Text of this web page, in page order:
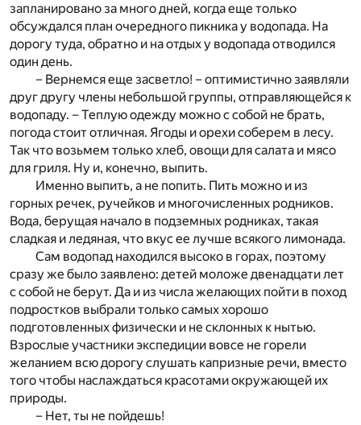
запланировано за много дней, когда еще только
обсуждался план очередного пикника у водопада. На
дорогу туда, обратно и на отдых у водопада отводился
один день.
– Вернемся еще засветло! – оптимистично заявляли
друг другу члены небольшой группы, отправляющейся к
водопаду. – Теплую одежду можно с собой не брать,
погода стоит отличная. Ягоды и орехи соберем в лесу.
Так что возьмем только хлеб, овощи для салата и мясо
для гриля. Ну и, конечно, выпить.
Именно выпить, а не попить. Пить можно и из
горных речек, ручейков и многочисленных родников.
Вода, берущая начало в подземных родниках, такая
сладкая и ледяная, что вкус ее лучше всякого лимонада.
Сам водопад находился высоко в горах, поэтому
сразу же было заявлено: детей моложе двенадцати лет
с собой не берут. Да и из числа желающих пойти в поход
подростков выбрали только самых хорошо
подготовленных физически и не склонных к нытью.
Взрослые участники экспедиции вовсе не горели
желанием всю дорогу слушать капризные речи, вместо
того чтобы наслаждаться красотами окружающей их
природы.
– Нет, ты не пойдешь!